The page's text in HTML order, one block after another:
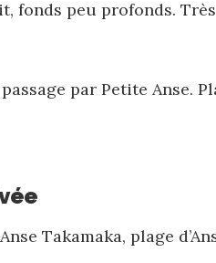
fonds peu profonds. Très
par Petite Anse.
Takamaka, plage